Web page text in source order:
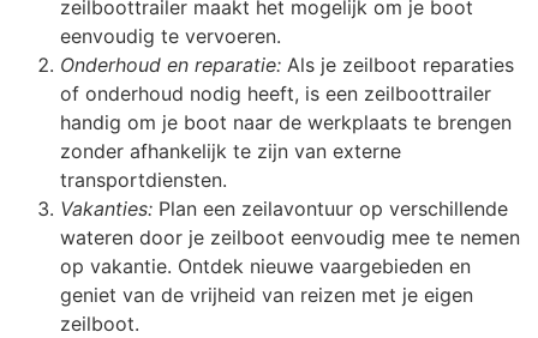
zeilboottrailer maakt het mogelijk om je boot
eenvoudig te vervoeren.
Onderhoud en reparatie: Als je zeilboot reparaties
of onderhoud nodig heeft, is een zeilboottrailer
handig om je boot naar de werkplaats te brengen
zonder afhankelijk te zijn van externe
transportdiensten.
Vakanties: Plan een zeilavontuur op verschillende
wateren door je zeilboot eenvoudig mee te nemen
op vakantie. Ontdek nieuwe vaargebieden en
geniet van de vrijheid van reizen met je eigen
zeilboot.